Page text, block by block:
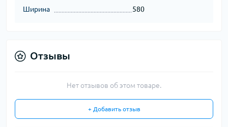
Ширина 580
Отзывы
Нет отзывов об этом товаре.
+ Добавить отзыв